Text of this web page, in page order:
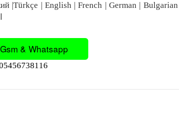
|Türkçe | English | French | German |
Gsm & Whatsapp